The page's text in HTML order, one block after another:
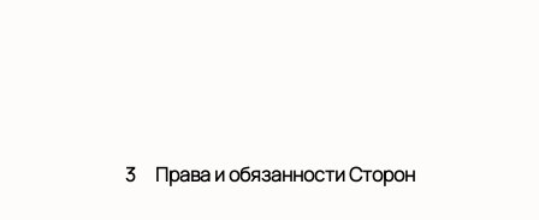
3 Права и обязанности Сторон